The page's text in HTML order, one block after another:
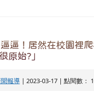
逼！居然在校園裡
原始?」
報導| 2023-03-17 | 點閱數：